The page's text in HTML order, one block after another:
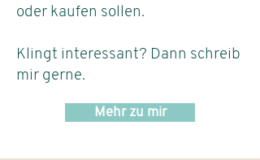
oder kaufen sollen.
Klingt interessant? Dann schreib
mir gerne.
Mehr zu mir